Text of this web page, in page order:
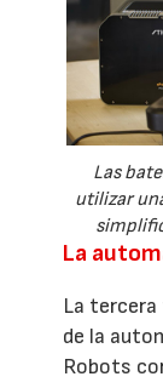
Las
utilizar
La
La
de la
Robots